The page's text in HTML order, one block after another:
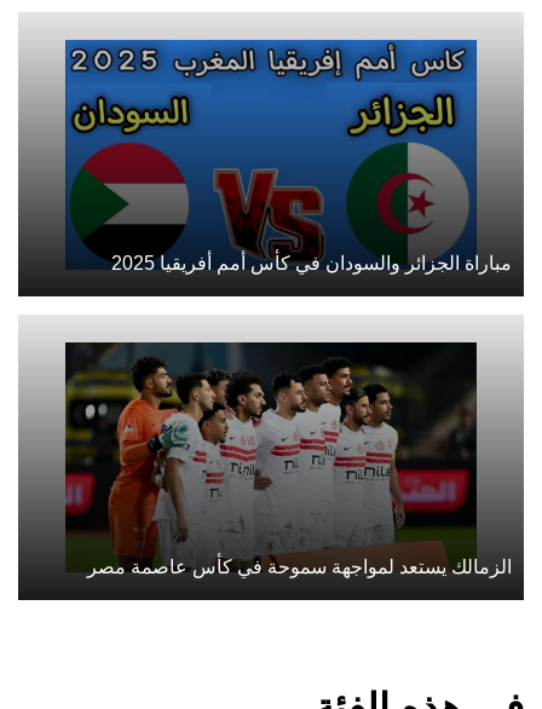
مباراة الجزائر والسودان في كأس أمم أفريقيا 2025
الزمالك يستعد لمواجهة سموحة في كأس عاصمة مصر